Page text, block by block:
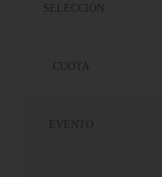
SELECCIÓN
CUOTA
EVENTO